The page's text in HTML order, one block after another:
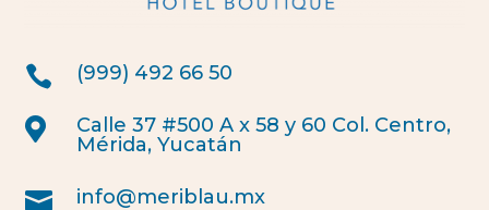
 (999) 492 66 50

Calle 37 #500 A x 58 y 60 Col. Centro,
Mérida, Yucatán
 info@meriblau.mx